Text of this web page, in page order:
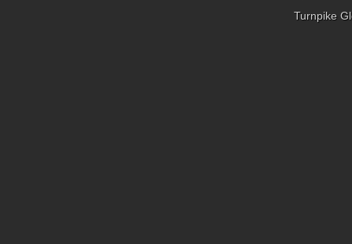
sportliche und gut motorisierte Autos, die sich ein Japan-Fan
meisten Fällen besonders gerne wünscht. Ich empfehle dabei
Turnpike